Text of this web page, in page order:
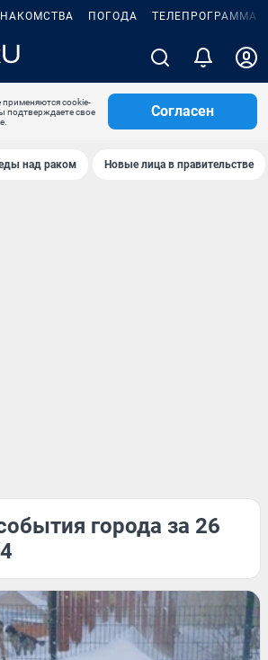
ПОГОДА ТЕЛЕПРОГРАММА
cookie-
подтверждаете свое
Согласен
над раком Новые лица в правительстве
города за 26